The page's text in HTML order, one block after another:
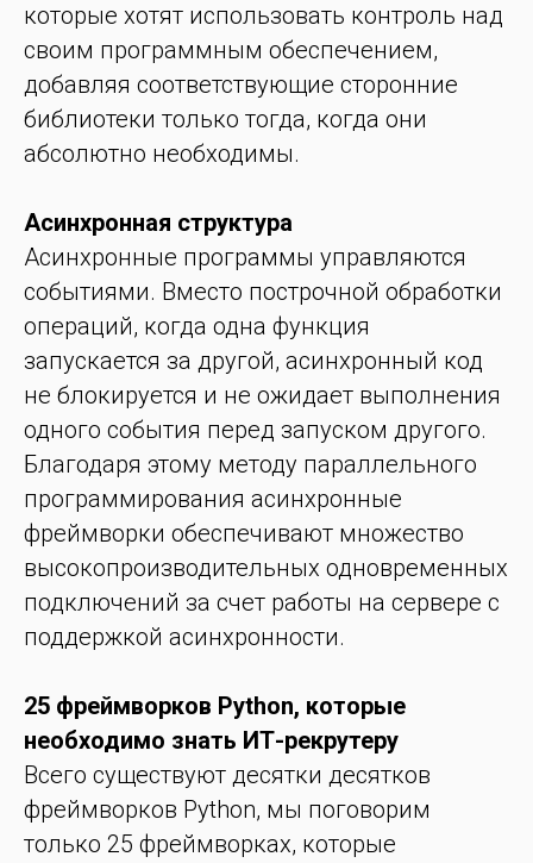
которые хотят использовать контроль над
своим программным обеспечением,
добавляя соответствующие сторонние
библиотеки только тогда, когда они
абсолютно необходимы.
Асинхронная структура
Асинхронные программы управляются
событиями. Вместо построчной обработки
операций, когда одна функция
запускается за другой, асинхронный код
не блокируется и не ожидает выполнения
одного события перед запуском другого.
Благодаря этому методу параллельного
программирования асинхронные
фреймворки обеспечивают множество
высокопроизводительных одновременных
подключений за счет работы на сервере с
поддержкой асинхронности.
25 фреймворков Python, которые
необходимо знать ИТ-рекрутеру
Всего существуют десятки десятков
фреймворков Python, мы поговорим
только 25 фреймворках, которые